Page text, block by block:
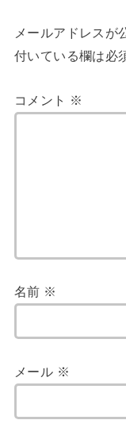
メールアドレスが
付いている欄は必
コメント ※
名前 ※
メール ※